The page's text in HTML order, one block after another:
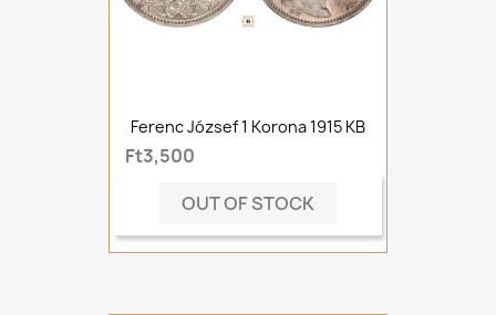
Ferenc József 1 Korona 1915 KB
Ft3,500
OUT OF STOCK